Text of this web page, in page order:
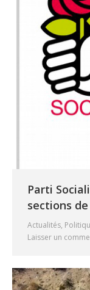
Parti
sections
Actualités,
Laisser un